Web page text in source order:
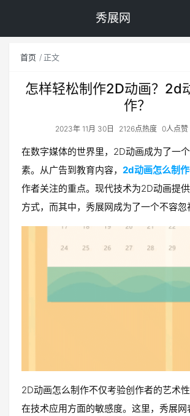
秀展网
首页 正文
怎样轻松制作2D动画？2d
作？
2023年 11月 30日 2126点热度 0人点赞
在数字媒体的世界里，2D动画成为了一
素。从广告到教育内容， 2d动画怎么制作
作者关注的重点。现代技术为2D动画提
方式，而其中，秀展网成为了一个不容忽
2D动画怎么制作不仅考验创作者的艺术
在技术应用方面的敏感度。这里，秀展网